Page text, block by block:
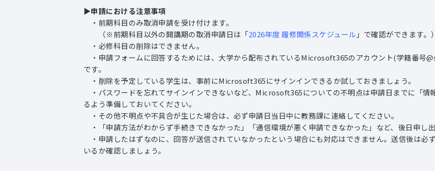
▶申請における注意事項
・前期科目のみ取消申請を受け付けます。
（※前期科目以外の開講期の取消申請日は「2026年度 履修関係スケジュール 」で確認ができます。
・必修科目の削除はできません。
・申請フォームに回答するためには、大学から配布されているMicrosoft365のアカウント(学籍番号
です。
・削除を予定している学生は、事前にMicrosoft365にサインインできるか試しておきましょう。
・パスワードを忘れてサインインできないなど、Microsoft365についての不明点は申請日までに「情
るよう準備しておいてください。
・その他不明点や不具合が生じた場合は、必ず申請日当日中に教務課に連絡してください。
・「申請方法がわからず手続きできなかった」「通信環境が悪く申請できなかった」など、後日申し
・申請したはずなのに、回答が送信されていなかったという場合にも対応はできません。送信後は必
いるか確認しましょう。